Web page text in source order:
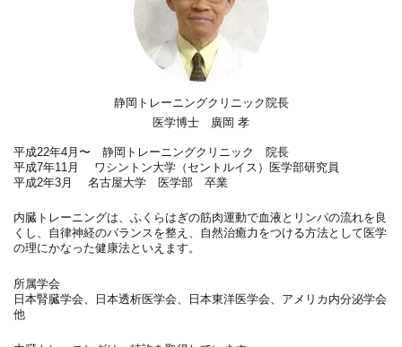
静岡トレーニングクリニック院長
医学博士 廣岡 孝
平成22年4月〜 静岡トレーニングクリニック 院長
平成7年11月 ワシントン大学（セントルイス）医学部研究員
平成2年3月 名古屋大学 医学部 卒業
内臓トレーニングは、ふくらはぎの筋肉運動で血液とリンパの流れを良
くし、自律神経のバランスを整え、自然治癒力をつける方法として医学
の理にかなった健康法といえます。
所属学会
日本腎臓学会、日本透析医学会、日本東洋医学会、アメリカ内分泌学会
他